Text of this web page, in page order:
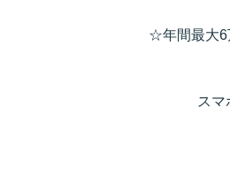
☆年間最大6
スマ